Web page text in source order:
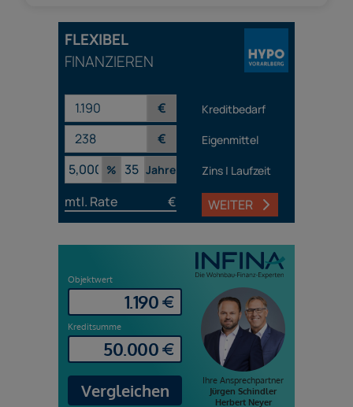
FLEXIBEL
FINANZIEREN
€ Kreditbedarf
€
Eigenmittel
%
Jahre Zins | Laufzeit
mtl. Rate € WEITER